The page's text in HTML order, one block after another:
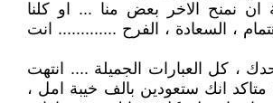
ان نمنح الاخر بعض منا ... او كلنا
، السعادة ، الفرح ............. انت
، كل العبارات الجميلة .... انتهت
متاكد انك ستعودين بالف خيبة امل ،